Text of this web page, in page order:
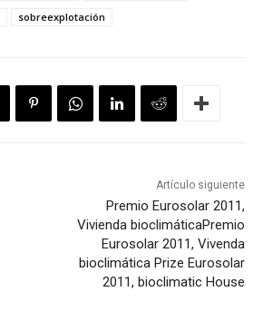
sobreexplotación
Artículo siguiente
Premio Eurosolar 2011,
Vivienda bioclimáticaPremio
Eurosolar 2011, Vivenda
bioclimática Prize Eurosolar
2011, bioclimatic House